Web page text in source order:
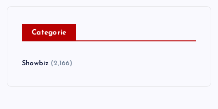
Categorie
Showbiz (2,166)